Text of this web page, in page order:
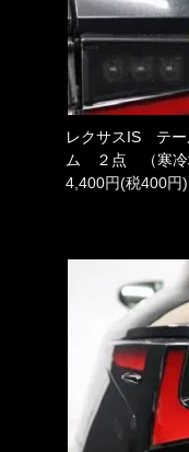
レクサスIS テー
ム ２点 （寒冷
4,400円(税400円)